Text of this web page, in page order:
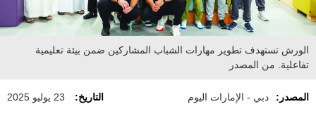
الورش تستهدف تطوير مهارات الشباب المشاركين ضمن بيئة تعليمية
تفاعلية. من المصدر
المصدر: دبي - الإمارات اليوم التاريخ: 23 يوليو 2025